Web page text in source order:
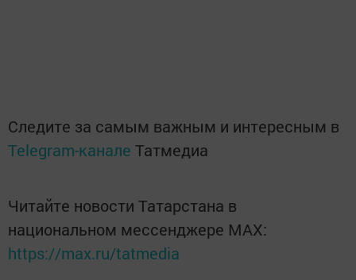
Следите за самым важным и интересным в
Telegram-канале Татмедиа
Читайте новости Татарстана в
национальном мессенджере MАХ:
https://max.ru/tatmedia